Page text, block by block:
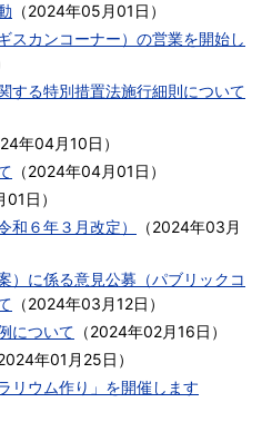
（2024年05月01日 ）
スカンコーナー）の営業を開始し
する特別措置法施行細則について
年04月10日 ）
（2024年04月01日 ）
01日 ）
和６年３月改定）
（2024年03月
）に係る意見公募（パブリックコ
（2024年03月12日 ）
について （2024年02月16日 ）
年01月25日 ）
リウム作り」を開催します